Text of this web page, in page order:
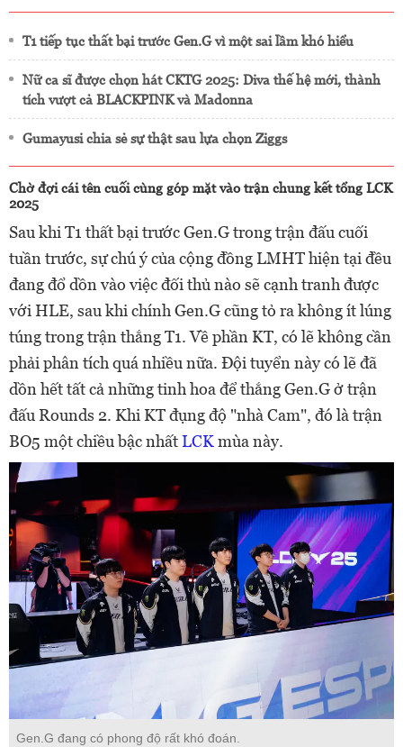
T1 tiếp tục thất bại trước Gen.G vì một sai lầm khó hiểu
Nữ ca sĩ được chọn hát CKTG 2025: Diva thế hệ mới, thành
tích vượt cả BLACKPINK và Madonna
Gumayusi chia sẻ sự thật sau lựa chọn Ziggs
Chờ đợi cái tên cuối cùng góp mặt vào trận chung kết tổng LCK
2025
Sau khi T1 thất bại trước Gen.G trong trận đấu cuối
tuần trước, sự chú ý của cộng đồng LMHT hiện tại đều
đang đổ dồn vào việc đối thủ nào sẽ cạnh tranh được
với HLE, sau khi chính Gen.G cũng tỏ ra không ít lúng
túng trong trận thắng T1. Về phần KT, có lẽ không cần
phải phân tích quá nhiều nữa. Đội tuyển này có lẽ đã
dồn hết tất cả những tinh hoa để thắng Gen.G ở trận
đấu Rounds 2. Khi KT đụng độ "nhà Cam", đó là trận
BO5 một chiều bậc nhấtLCKmùa này.
Gen.G đang có phong độ rất khó đoán.